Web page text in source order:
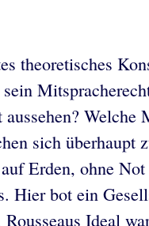
theoretisches
Welche
sich überhaupt
Erden, ohne
Hier bot ein
Ideal